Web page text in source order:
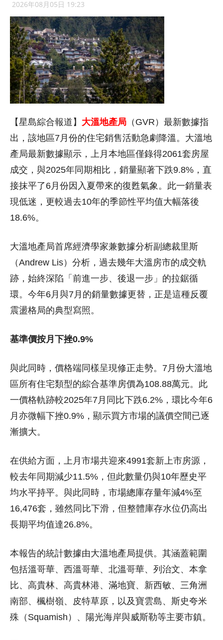
2026年08月05日 19:23
【星島綜合報道】 大溫地產局 （GVR）最新數據指
出，該地區7月份的住宅銷售活動急劇降溫。大溫地
產局最新數據顯示，上月本地區僅錄得2061套房屋
成交，與2025年同期相比，銷量顯著下跌9.8%，直
接抹平了6月份因入夏帶來的復甦氣象。此一銷量表
現低迷，更較過去10年的季節性平均值大幅落後
18.6%。
大溫地產局首席經濟學家兼數據分析副總裁里斯
（Andrew Lis）分析，過去幾年大溫房市的成交軌
跡，始終深陷「前進一步、後退一步」的拉鋸循
環。今年6月與7月的銷量數據更替，正是這種反覆
震盪格局的典型寫照。
基準價按月下挫0.9%
與此同時，價格端同樣呈現修正走勢。7月份大溫地
區所有住宅類型的綜合基準房價為108.88萬元。此
一價格軌跡較2025年7月同比下跌6.2%，環比今年6
月亦微幅下挫0.9%，顯示買方市場的議價空間已逐
漸擴大。
在供給方面，上月市場共迎來4991套新上市房源，
較去年同期減少11.5%，但此數量仍與10年歷史平
均水平持平。與此同時，市場總庫存量年減4%至
16,476套，雖然同比下滑，但整體庫存水位仍高出
長期平均值達26.8%。
本報告的統計數據由大溫地產局提供。其涵蓋範圍
包括溫哥華、西溫哥華、北溫哥華、列治文、本拿
比、高貴林、高貴林港、滿地寶、新西敏、三角洲
南部、楓樹嶺、皮特草原，以及寶雲島、斯史夸米
殊（Squamish）、陽光海岸與威斯勒等主要市鎮。